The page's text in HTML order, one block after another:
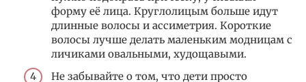
форму её лица. Круглолицым больше идут
длинные волосы и ассиметрия. Короткие
волосы лучше делать маленьким модницам с
личиками овальными, худощавыми.
Не забывайте о том, что дети просто